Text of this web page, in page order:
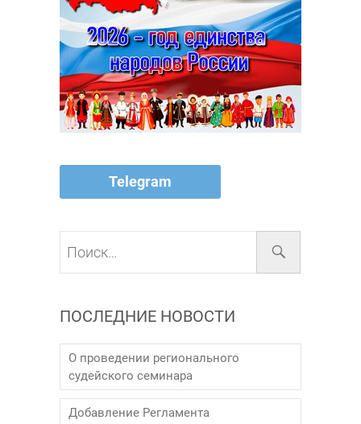
Telegram
ПОСЛЕДНИЕ НОВОСТИ
О проведении регионального
судейского семинара
Добавление Регламента